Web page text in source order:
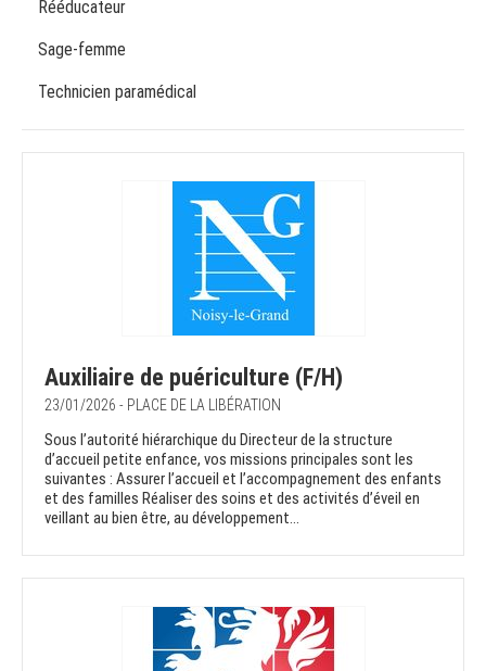
Rééducateur
Sage-femme
Technicien paramédical
Auxiliaire de puériculture (F/H)
23/01/2026 - PLACE DE LA LIBÉRATION
Sous l’autorité hiérarchique du Directeur de la structure
d’accueil petite enfance, vos missions principales sont les
suivantes : Assurer l’accueil et l’accompagnement des enfants
et des familles Réaliser des soins et des activités d’éveil en
veillant au bien être, au développement...